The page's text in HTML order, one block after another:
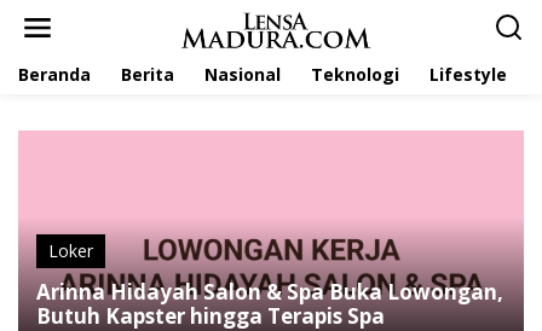
Beranda Berita Nasional Teknologi Lifestyle
Loker
Arinna Hidayah Salon & Spa Buka Lowongan,
Butuh Kapster hingga Terapis Spa